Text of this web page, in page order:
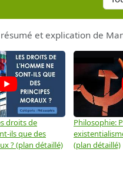
et explication de
droits de
ils que des
? (plan détaillé)
Philosophie:
(plan détaillé)